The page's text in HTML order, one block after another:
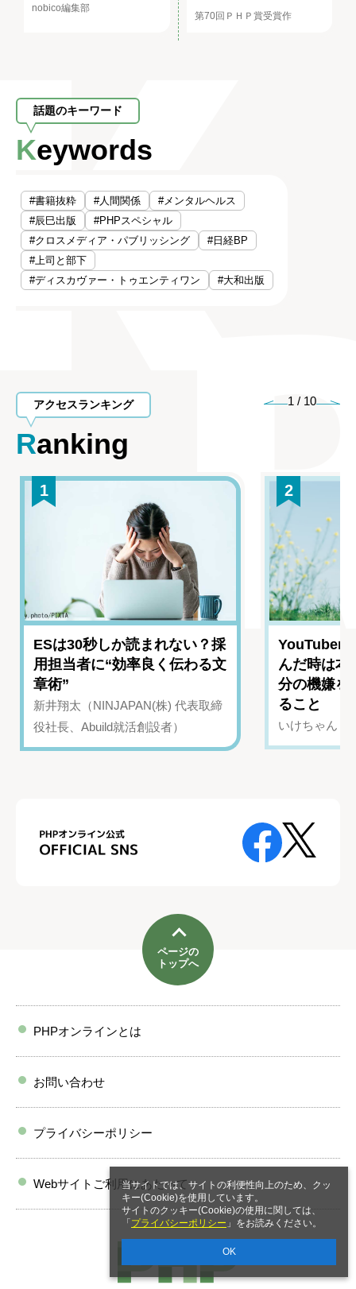
当サイトでは、サイトの利便性向上のため、クッ
キー(Cookie)を使用しています。
サイトのクッキー(Cookie)の使用に関しては、
「 プライバシーポリシー 」をお読みください。
OK
nobico編集部
第70回ＰＨＰ賞受賞作
話題のキーワード
Keywords
#書籍抜粋 #人間関係
#メンタルヘルス
#辰巳出版
#PHPスペシャル
#クロスメディア・パブリッシング
#日経BP
#上司と部下
#ディスカヴァー・トゥエンティワン
#大和出版
アクセスランキング
Ranking
1 / 10
1
ESは30秒しか読まれない？採
用担当者に“効率良く伝わる文
章術”
新井翔太（NINJAPAN(株) 代表取締
役社長、Abuild就活創設者）
2
YouTuber
んだ時は
分の機嫌を
ること
いけちゃん（
ページの
トップへ
PHPオンラインとは
お問い合わせ
プライバシーポリシー
Webサイトご利用にあたって